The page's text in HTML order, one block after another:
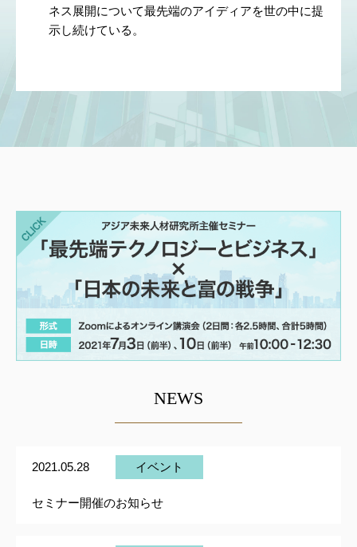
ネス展開について最先端のアイディアを世の中に提
示し続けている。
NEWS
2021.05.28 イベント
セミナー開催のお知らせ